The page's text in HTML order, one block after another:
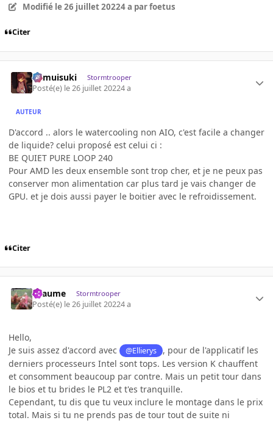
Modifié le 26 juillet 20224 a par foetus
Citer
kamuisuki Stormtrooper
Posté(e) le 26 juillet 20224 a
AUTEUR
D'accord .. alors le watercooling non AIO, c'est facile a changer
de liquide? celui proposé est celui ci :
BE QUIET PURE LOOP 240
Pour AMD les deux ensemble sont trop cher, et je ne peux pas
conserver mon alimentation car plus tard je vais changer de
GPU. et je dois aussi payer le boitier avec le refroidissement.
Citer
Lyaume Stormtrooper
Posté(e) le 26 juillet 20224 a
Hello,
Je suis assez d'accord avec
@Ellierys
, pour de l'applicatif les
derniers processeurs Intel sont tops. Les version K chauffent
et consomment beaucoup par contre. Mais un petit tour dans
le bios et tu brides le PL2 et t'es tranquille.
Cependant, tu dis que tu veux inclure le montage dans le prix
total. Mais si tu ne prends pas de tour tout de suite ni